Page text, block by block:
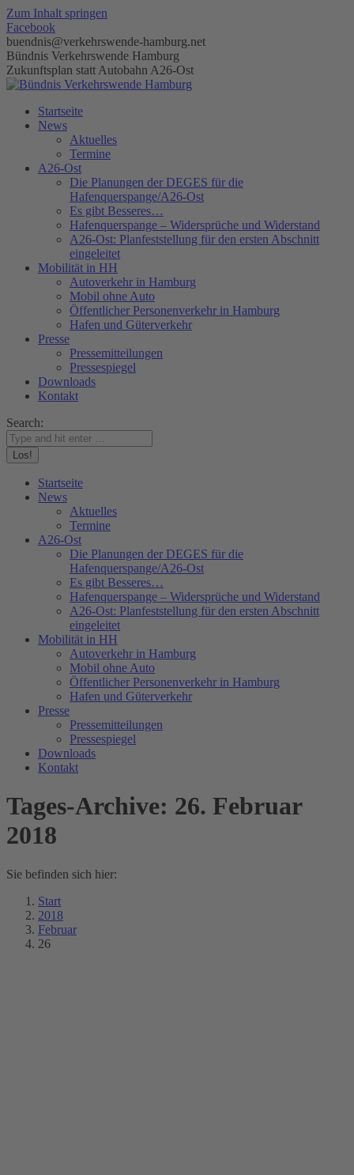
Zum Inhalt springen
Facebook
buendnis@verkehrswende-hamburg.net
Bündnis Verkehrswende Hamburg
Zukunftsplan statt Autobahn A26-Ost
Startseite
News
Aktuelles
Termine
A26-Ost
Die Planungen der DEGES für die
Hafenquerspange/A26-Ost
Es gibt Besseres…
Hafenquerspange – Widersprüche und Widerstand
A26-Ost: Planfeststellung für den ersten Abschnitt
eingeleitet
Mobilität in HH
Autoverkehr in Hamburg
Mobil ohne Auto
Öffentlicher Personenverkehr in Hamburg
Hafen und Güterverkehr
Presse
Pressemitteilungen
Pressespiegel
Downloads
Kontakt
Search:
Startseite
News
Aktuelles
Termine
A26-Ost
Die Planungen der DEGES für die
Hafenquerspange/A26-Ost
Es gibt Besseres…
Hafenquerspange – Widersprüche und Widerstand
A26-Ost: Planfeststellung für den ersten Abschnitt
eingeleitet
Mobilität in HH
Autoverkehr in Hamburg
Mobil ohne Auto
Öffentlicher Personenverkehr in Hamburg
Hafen und Güterverkehr
Presse
Pressemitteilungen
Pressespiegel
Downloads
Kontakt
Tages-Archive: 26. Februar
2018
Sie befinden sich hier:
Start
2018
Februar
26